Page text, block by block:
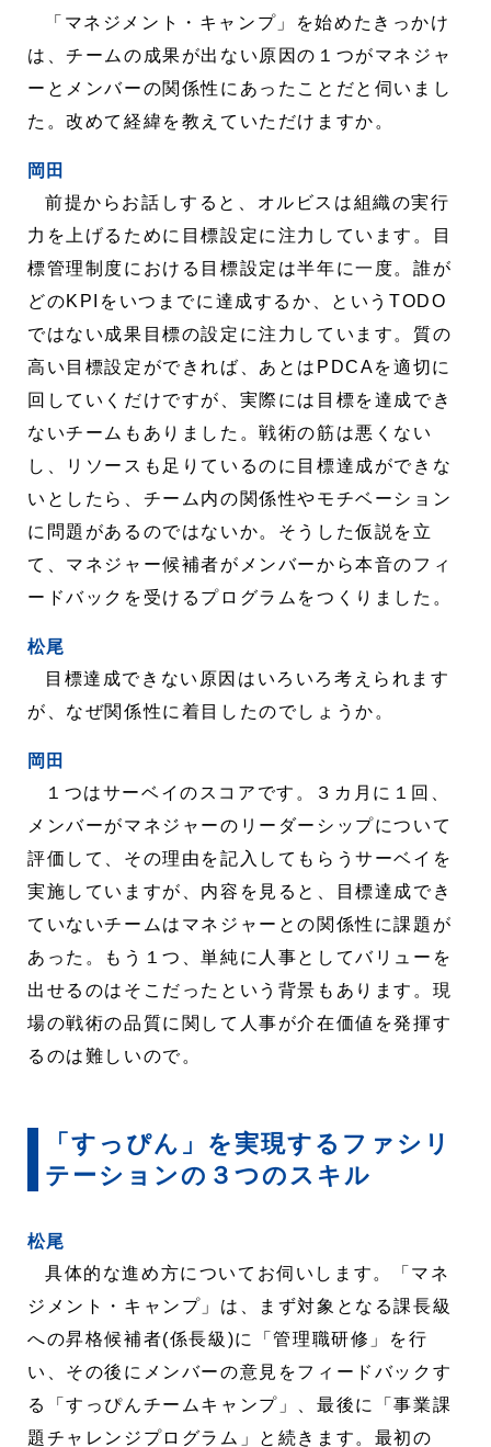
「マネジメント・キャンプ」を始めたきっかけ
は、チームの成果が出ない原因の１つがマネジャ
ーとメンバーの関係性にあったことだと伺いまし
た。改めて経緯を教えていただけますか。
岡田
前提からお話しすると、オルビスは組織の実行
力を上げるために目標設定に注力しています。目
標管理制度における目標設定は半年に一度。誰が
どのKPIをいつまでに達成するか、というTODO
ではない成果目標の設定に注力しています。質の
高い目標設定ができれば、あとはPDCAを適切に
回していくだけですが、実際には目標を達成でき
ないチームもありました。戦術の筋は悪くない
し、リソースも足りているのに目標達成ができな
いとしたら、チーム内の関係性やモチベーション
に問題があるのではないか。そうした仮説を立
て、マネジャー候補者がメンバーから本音のフィ
ードバックを受けるプログラムをつくりました。
松尾
目標達成できない原因はいろいろ考えられます
が、なぜ関係性に着目したのでしょうか。
岡田
１つはサーベイのスコアです。３カ月に１回、
メンバーがマネジャーのリーダーシップについて
評価して、その理由を記入してもらうサーベイを
実施していますが、内容を見ると、目標達成でき
ていないチームはマネジャーとの関係性に課題が
あった。もう１つ、単純に人事としてバリューを
出せるのはそこだったという背景もあります。現
場の戦術の品質に関して人事が介在価値を発揮す
るのは難しいので。
「すっぴん」を実現するファシリ
テーションの３つのスキル
松尾
具体的な進め方についてお伺いします。「マネ
ジメント・キャンプ」は、まず対象となる課長級
への昇格候補者(係長級)に「管理職研修」を行
い、その後にメンバーの意見をフィードバックす
る「すっぴんチームキャンプ」、最後に「事業課
題チャレンジプログラム」と続きます。最初の